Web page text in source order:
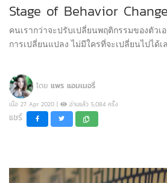
Stage of Behavior Change
คนเรากว่าจะปรับเปลี่ยนพฤติกรรมของตัว
การเปลี่ยนแปลง ไม่มีใครที่จะเปลี่ยนไปได้
โดย แพร แอมเมอรี่
เมื่อ 27 Apr 2020 | อ่านแล้ว 5,084 ครั้ง
แชร์